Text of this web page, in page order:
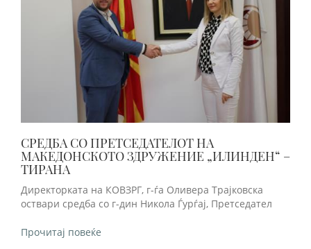
СРЕДБА СО ПРЕТСЕДАТЕЛОТ НА
МАКЕДОНСКОТО ЗДРУЖЕНИЕ „ИЛИНДЕН“ –
ТИРАНА
Директорката на КОВЗРГ, г-ѓа Оливера Трајковска
оствари средба со г-дин Никола Ѓурѓај, Претседател
Прочитај повеќе